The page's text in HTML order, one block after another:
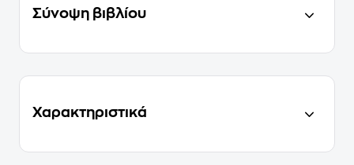
Σύνοψη βιβλίου
Χαρακτηριστικά